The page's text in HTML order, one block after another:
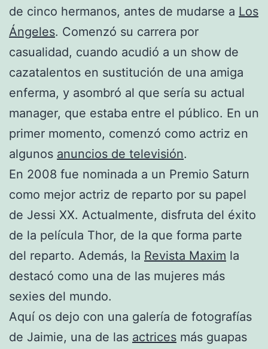
de cinco hermanos, antes de mudarse a Los
Ángeles. Comenzó su carrera por
casualidad, cuando acudió a un show de
cazatalentos en sustitución de una amiga
enferma, y asombró al que sería su actual
manager, que estaba entre el público. En un
primer momento, comenzó como actriz en
algunos anuncios de televisión.
En 2008 fue nominada a un Premio Saturn
como mejor actriz de reparto por su papel
de Jessi XX. Actualmente, disfruta del éxito
de la película Thor, de la que forma parte
del reparto. Además, la Revista Maxim la
destacó como una de las mujeres más
sexies del mundo.
Aquí os dejo con una galería de fotografías
de Jaimie, una de las actrices más guapas